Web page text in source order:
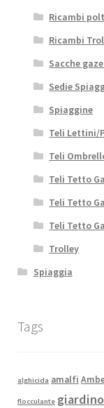
Ricambi
Ricambi
Sacche
Sedie
Spiaggine
Teli Lettini/
Teli
Teli Tetto
Teli Tetto
Teli Tetto
Trolley
Spiaggia
Tags
alghicida amalfi
flocculante